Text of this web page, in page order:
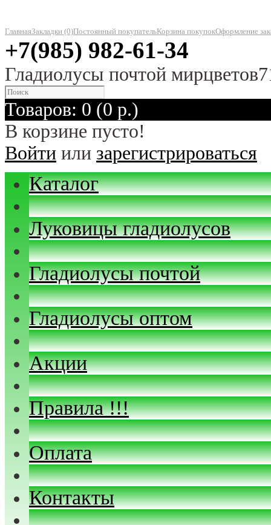
ГлавнаяЗакладки (0)Постоянный покупательКорзина покупокОформление
+7(985) 982-61-34
Гладиолусы почтой
Товаров: 0 (0 р.)
В корзине пусто!
Войти или зарегистрироваться
Каталог
Луковицы гладиолусов
Гладиолусы почтой
Гладиолусы оптом
Акции
Правила !!!
Оплата
Контакты